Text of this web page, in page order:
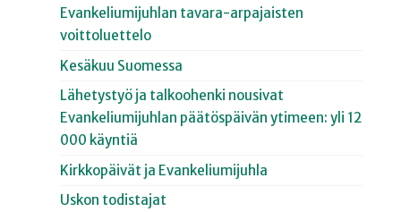
Evankeliumijuhlan tavara-arpajaisten
voittoluettelo
Kesäkuu Suomessa
Lähetystyö ja talkoohenki nousivat
Evankeliumijuhlan päätöspäivän ytimeen: yli 12
000 käyntiä
Kirkkopäivät ja Evankeliumijuhla
Uskon todistajat